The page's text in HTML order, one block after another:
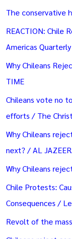
The conservative
REACTION: Chile
Americas Quarterly
Why Chileans
TIME
Chileans vote no
efforts / The
Why Chileans
next? / AL
Why Chileans
Chile Protests:
Consequences /
Revolt of the